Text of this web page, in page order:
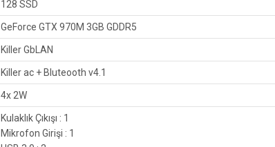
128 SSD
GeForce GTX 970M 3GB GDDR5
Killer GbLAN
Killer ac + Bluteooth v4.1
4x 2W
Kulaklık Çıkışı : 1
Mikrofon Girişi : 1